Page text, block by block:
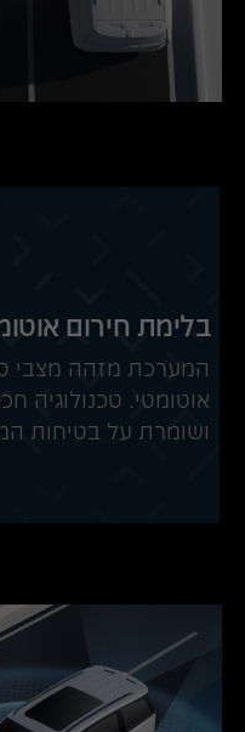
בלימת חירום
המערכת מזהה מצבי
אוטומטי. טכנולוגיה
ושומרת על בטיחות